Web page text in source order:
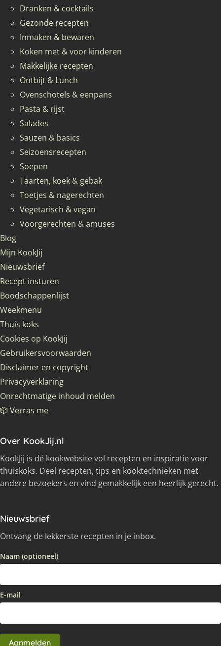
Dranken & cocktails
Gezonde recepten
Inmaken & bewaren
Koken met & voor kinderen
Makkelijke recepten
Ontbijt & Lunch
Ovenschotels & eenpans
Pasta & rijst
Salades
Sauzen & basics
Seizoensrecepten
Soepen
Taarten, koek & gebak
Toetjes & nagerechten
Vegetarisch & vegan
Voorgerechten & amuses
Blog
Mijn KookJij
Nieuwsbrief
Recept insturen
Boodschappenlijst
Weekmenu
Thuis koks
Cookies op KookJij
Gebruikersvoorwaarden
Disclaimer en copyright
Privacyverklaring
Onrechtmatige inhoud melden
🎲 Verras me
Over KookJij.nl
KookJij is dé kookwebsite vol recepten en inspiratie voor
thuiskoks. Deel recepten, tips en kooktechnieken met
andere bezoekers en vind gemakkelijk een heerlijk gerecht.
Nieuwsbrief
Ontvang de lekkerste recepten in je inbox.
Naam (optioneel)
E-mail
Aanmelden